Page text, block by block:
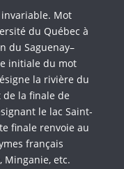
Mot
du Québec à
du Saguenay–
initiale du mot
la rivière du
de la finale de
le lac Saint-
finale renvoie au
français
Minganie, etc.